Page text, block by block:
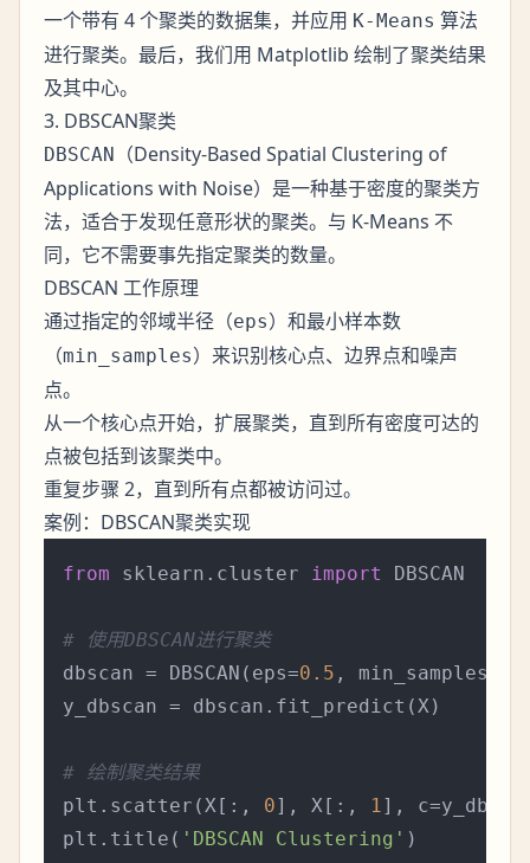
一个带有 4 个聚类的数据集，并应用 K-Means 算法
进行聚类。最后，我们用 Matplotlib 绘制了聚类结果
及其中心。
3. DBSCAN聚类
DBSCAN
（Density-Based Spatial Clustering of
Applications with Noise）是一种基于密度的聚类方
法，适合于发现任意形状的聚类。与 K-Means 不
同，它不需要事先指定聚类的数量。
DBSCAN 工作原理
通过指定的邻域半径（eps）和最小样本数
（min_samples）来识别核心点、边界点和噪声
点。
从一个核心点开始，扩展聚类，直到所有密度可达的
点被包括到该聚类中。
重复步骤 2，直到所有点都被访问过。
案例：DBSCAN聚类实现
from sklearn.cluster import DBSCAN
# 使用DBSCAN进行聚类
dbscan = DBSCAN(eps=0.5 , min_samples=
y_dbscan = dbscan.fit_predict(X)
# 绘制聚类结果
plt.scatter(X[:, 0], X[:, 1],
plt.title( 'DBSCAN Clustering' )